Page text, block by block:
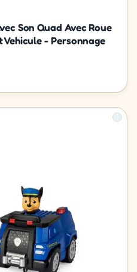
Son Quad Avec Roue
- Personnage